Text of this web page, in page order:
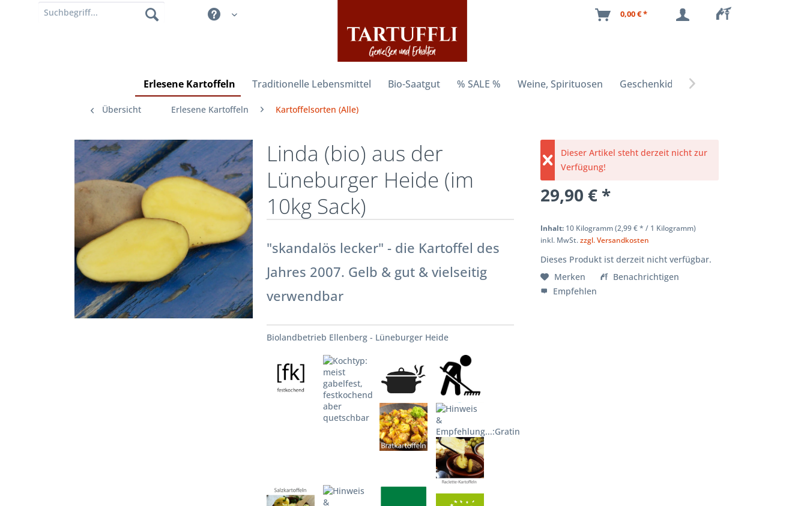
0,00 € *
Erlesene Kartoffeln Traditionelle Lebensmittel Bio-Saatgut % SALE % Weine, Spirituosen Geschenkideen
Übersicht Erlesene Kartoffeln Kartoffelsorten (Alle)
Linda (bio) aus der
Lüneburger Heide (im
10kg Sack)
"skandalös lecker" - die Kartoffel des
Jahres 2007. Gelb & gut & vielseitig
verwendbar
Biolandbetrieb Ellenberg - Lüneburger Heide
Dieser Artikel steht derzeit nicht zur
Verfügung!
29,90 € *
Inhalt: 10 Kilogramm (2,99 €* / 1 Kilogramm)
inkl. MwSt.zzgl. Versandkosten
Dieses Produkt ist derzeit nicht verfügbar.
Merken
Benachrichtigen
Empfehlen